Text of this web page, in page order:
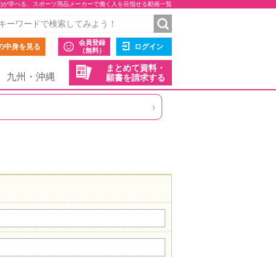
が学べる、スポーツ用品メーカーで働く人を目指せる動画一覧
中身を見る
会員登録
（無料）
ログイン
まとめて資料・
願書を請求する
九州・沖縄
›